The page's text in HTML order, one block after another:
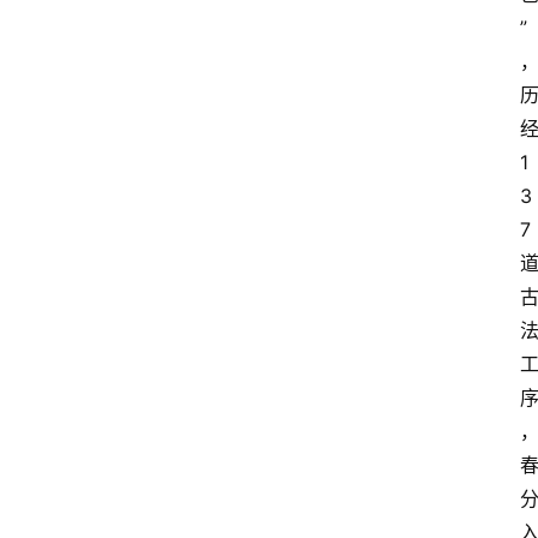
”
，
历
经
1
3
7
道
古
法
工
序
，
春
分
入